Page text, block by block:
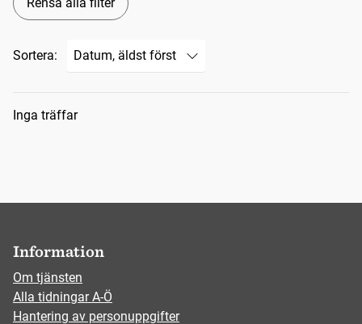
Sortera:
Sökresultat
Inga träffar
Information
Om tjänsten
Alla tidningar A-Ö
Hantering av personuppgifter